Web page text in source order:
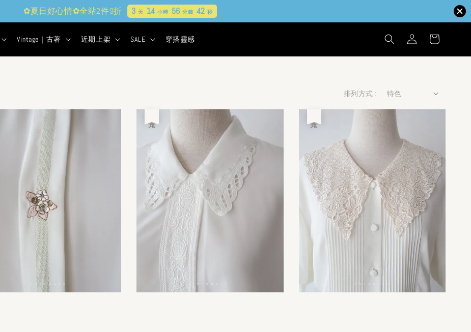
✿夏日好心情✿全站2件9折 3 天 14小時 56分鐘 41秒
Vintage｜古著 近期上架 SALE 穿搭靈感
排列方式 :